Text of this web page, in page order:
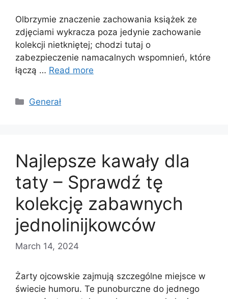
Olbrzymie znaczenie zachowania książek ze
zdjęciami wykracza poza jedynie zachowanie
kolekcji nietkniętej; chodzi tutaj o
zabezpieczenie namacalnych wspomnień, które
łączą … Read more
Categories
Generał
Najlepsze kawały dla
taty – Sprawdź tę
kolekcję zabawnych
jednolinijkowców
March 14, 2024
Żarty ojcowskie zajmują szczególne miejsce w
świecie humoru. Te punoburczne do jednego